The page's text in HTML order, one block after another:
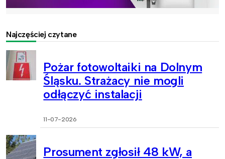
Najczęściej czytane
Pożar fotowoltaiki na Dolnym
Śląsku. Strażacy nie mogli
odłączyć instalacji
11-07-2026
Prosument zgłosił 48 kW, a